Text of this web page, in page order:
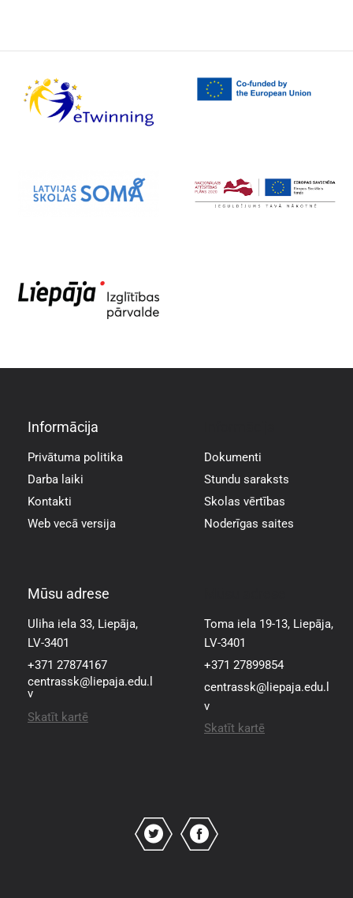
Informācija
Privātuma politika
Darba laiki
Kontakti
Web vecā versija
Dokumenti
Stundu saraksts
Skolas vērtības
Noderīgas saites
Mūsu adrese
Uliha iela 33, Liepāja,
LV-3401
+371 27874167
centrassk@liepaja.edu.l
v
Skatīt kartē
Toma iela 19-13, Liepāja,
LV-3401
+371 27899854
centrassk@liepaja.edu.l
v
Skatīt kartē